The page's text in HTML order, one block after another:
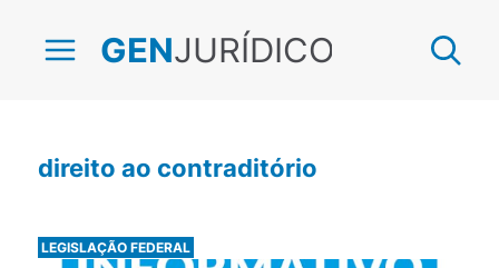
GENJURÍDICO
direito ao contraditório
LEGISLAÇÃO FEDERAL